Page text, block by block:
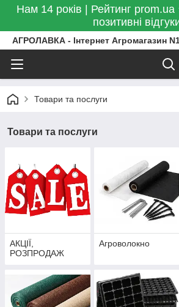
Нам 14 років | Рейтинг
позитивні
АГРОЛАВКА - Інтернет Агромагазин
Товари та послуги
Товари та послуги
АКЦІЇ,
РОЗПРОДАЖ
Агроволокно